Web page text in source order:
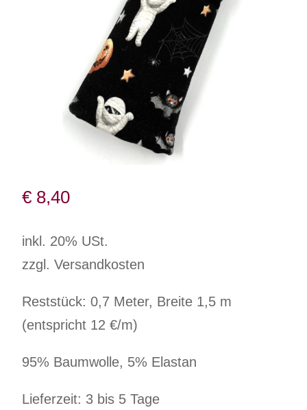
€ 8,40
inkl. 20% USt.
zzgl. Versandkosten
Reststück: 0,7 Meter, Breite 1,5 m
(entspricht 12 €/m)
95% Baumwolle, 5% Elastan
Lieferzeit: 3 bis 5 Tage